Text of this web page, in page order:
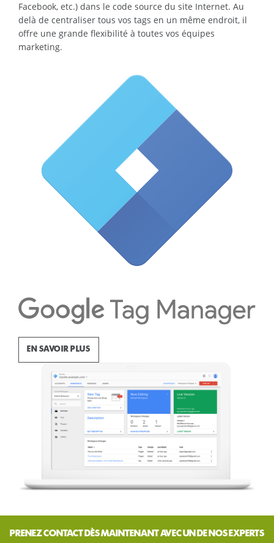
Facebook, etc.) dans le code source du site Internet. Au
delà de centraliser tous vos tags en un même endroit, il
offre une grande flexibilité à toutes vos équipes
marketing.
EN SAVOIR PLUS
PRENEZ CONTACT DÈS MAINTENANT AVEC UN DE NOS EXPERTS